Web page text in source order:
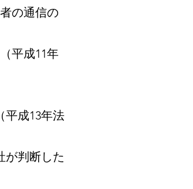
の通信の
平成11年
平成13年法
が判断した